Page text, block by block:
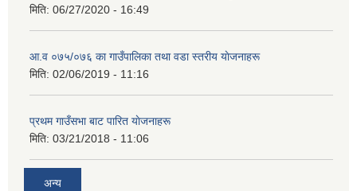
मिति: 06/27/2020 - 16:49
आ‍.व ०७५/०७६ का गाउँपालिका तथा वडा स्तरीय याेजनाहरू
मिति: 02/06/2019 - 11:16
प्रथम गाउँसभा बाट पारित याेजनाहरू
मिति: 03/21/2018 - 11:06
अन्य